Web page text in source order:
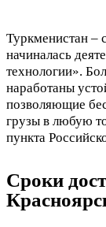
Туркменистан –
начиналась
технологии».
наработаны
позволяющие
грузы в любую
пункта
Сроки